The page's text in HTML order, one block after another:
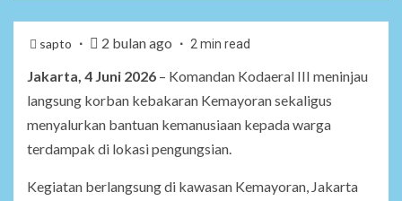
sapto 2 bulan ago 2 min read
Jakarta, 4 Juni 2026 – Komandan Kodaeral III meninjau
langsung korban kebakaran Kemayoran sekaligus
menyalurkan bantuan kemanusiaan kepada warga
terdampak di lokasi pengungsian.
Kegiatan berlangsung di kawasan Kemayoran, Jakarta